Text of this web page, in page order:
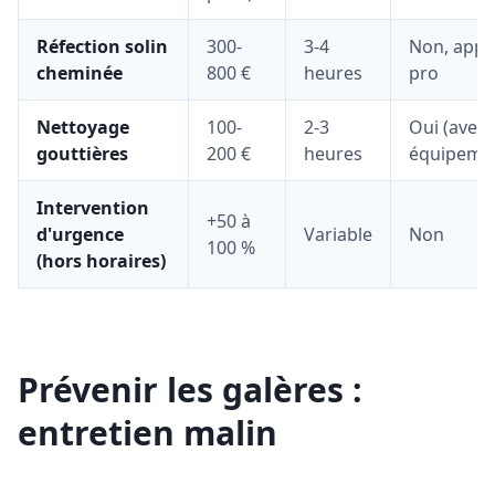
Réfection solin
cheminée
300-
800 €
3-4
heures
Non,
pro
Nettoyage
gouttières
100-
200 €
2-3
heures
Oui (avec
Intervention
d'urgence
(hors horaires)
+50 à
100 %
Variable Non
Prévenir les galères :
entretien malin